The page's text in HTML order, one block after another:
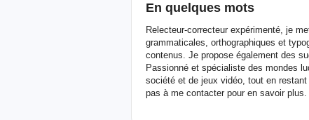
En quelques mots
Relecteur-correcteur expérimenté, je
grammaticales, orthographiques et
contenus. Je propose également des
Passionné et spécialiste des mondes
société et de jeux vidéo, tout en
pas à me contacter pour en savoir plus.